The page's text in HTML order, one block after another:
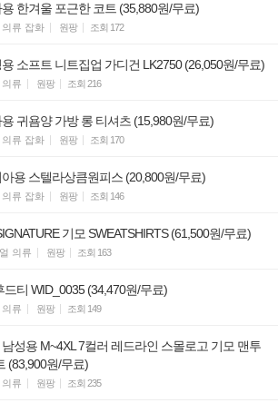
한겨울 포근한 코트 (35,880원/무료)
의류 잡화 원팡 조회 172
소프트 니트집업 가디건 LK2750 (26,050원/무료)
의류 원팡 조회 216
귀욤양 가방 롱 티셔츠 (15,980원/무료)
의류 잡화 원팡 조회 170
용 스텔라상큼원피스 (20,800원/무료)
의류 잡화 원팡 조회 146
기모 SWEATSHIRTS (61,500원/무료)
의류 원팡 조회 163
티 WID_0035 (34,470원/무료)
의류 원팡 조회 149
성용 M~4XL 7컬러 레드라인 스몰로고 기모 맨투
(83,900원/무료)
의류 원팡 조회 235